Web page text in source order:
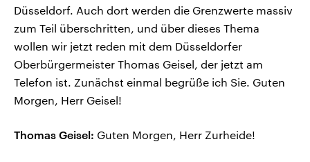
Düsseldorf. Auch dort werden die Grenzwerte massiv
zum Teil überschritten, und über dieses Thema
wollen wir jetzt reden mit dem Düsseldorfer
Oberbürgermeister Thomas Geisel, der jetzt am
Telefon ist. Zunächst einmal begrüße ich Sie. Guten
Morgen, Herr Geisel!
Thomas Geisel: Guten Morgen, Herr Zurheide!